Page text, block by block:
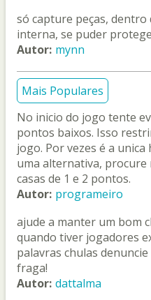
só capture peças,
interna, se puder
Autor: mynn
Mais Populares
No inicio do jogo tente
pontos baixos. Isso
jogo. Por vezes é a
uma alternativa, procure
casas de 1 e 2 pontos.
Autor: programeiro
ajude a manter um bom
quando tiver jogadores
palavras chulas
fraga!
Autor: dattalma